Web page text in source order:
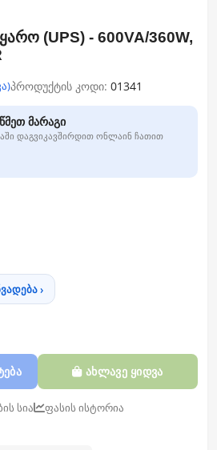
(UPS) - 600VA/360W,
პროდუქტის კოდი: 01341
მარაგი
დაგვიკავშირდით ონლაინ ჩათით
›
ახლავე ყიდვა
სია
ფასის ისტორია